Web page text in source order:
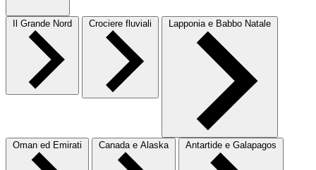
Il Grande Nord Crociere fluviali Lapponia e Babbo Natale
Oman ed Emirati Canada e Alaska Antartide e Galapagos